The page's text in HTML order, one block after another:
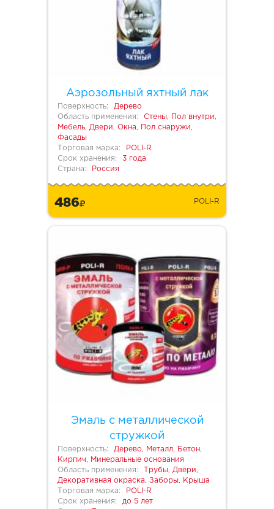
Аэрозольный яхтный лак
Поверхность:
Дерево
Область применения:
Стены, Пол внутри,
Мебель, Двери, Окна, Пол снаружи,
Фасады
Торговая марка:
POLI-R
Срок хранения:
3 года
Страна:
Россия
486 POLI-R
Эмаль с металлической
стружкой
Поверхность:
Дерево, Металл, Бетон,
Кирпич, Минеральные основания
Область применения:
Трубы, Двери,
Декоративная окраска, Заборы, Крыша
Торговая марка:
POLI-R
Срок хранения:
до 5 лет